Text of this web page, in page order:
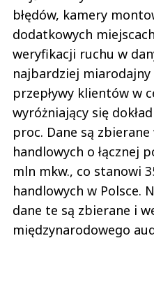
błędów, kamery
dodatkowych
weryfikacji ruchu w
najbardziej
przepływy klientów w
wyróżniający się
proc. Dane są
handlowych o łącznej
mln mkw., co stanowi
handlowych w Polsce.
dane te są zbierane i
międzynarodowego